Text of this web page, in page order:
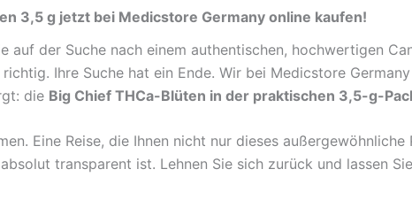
3,5 g jetzt bei Medicstore Germany online kaufen!
auf der Suche nach einem authentischen, hochwertigen
Ihre Suche hat ein Ende. Wir bei Medicstore
die Big Chief THCa-Blüten in der praktischen 3,5-g-
Eine Reise, die Ihnen nicht nur dieses
transparent ist. Lehnen Sie sich zurück und lassen